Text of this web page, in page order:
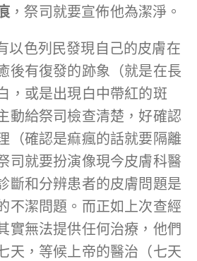
，祭司就要宣佈他為潔淨。
以色列民發現自己的皮膚在
後有復發的跡象（就是在長
，或是出現白中帶紅的斑
動給祭司檢查清楚，好確認
（確認是痲瘋的話就要隔離
司就要扮演像現今皮膚科醫
斷和分辨患者的皮膚問題是
不潔問題。而正如上次查經
實無法提供任何治療，他們
天，等候上帝的醫治（七天